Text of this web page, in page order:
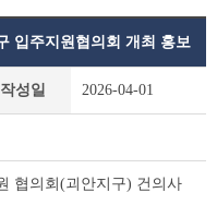
입주지원협의회 개최 홍보
작성일 2026-04-01
협의회(괴안지구) 건의사